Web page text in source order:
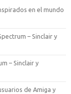
en el mundo
– Sinclair y
– Sinclair y
de Amiga y